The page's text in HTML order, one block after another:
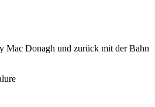
Mac Donagh und zurück mit der Bahn